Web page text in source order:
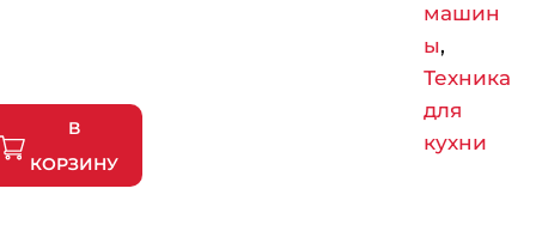
В
КОРЗИНУ
машин
ы,
Техника
для
кухни